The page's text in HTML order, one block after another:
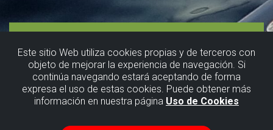
Este sitio Web utiliza cookies propias y de terceros con
objeto de mejorar la experiencia de navegación. Si
continúa navegando estará aceptando de forma
expresa el uso de estas cookies. Puede obtener más
información en nuestra página Uso de Cookies